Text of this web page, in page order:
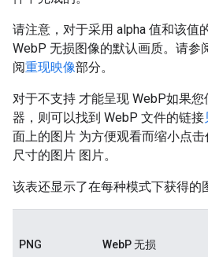
请注意，对于采用 alpha 值和该值
WebP 无损图像的默认画质。请参
阅重现映像部分。
对于不支持 才能呈现 WebP如果
器，则可以找到 WebP 文件的链接
面上的图片 为方便观看而缩小点
尺寸的图片 图片。
该表还显示了在每种模式下获得的
PNG WebP 无损